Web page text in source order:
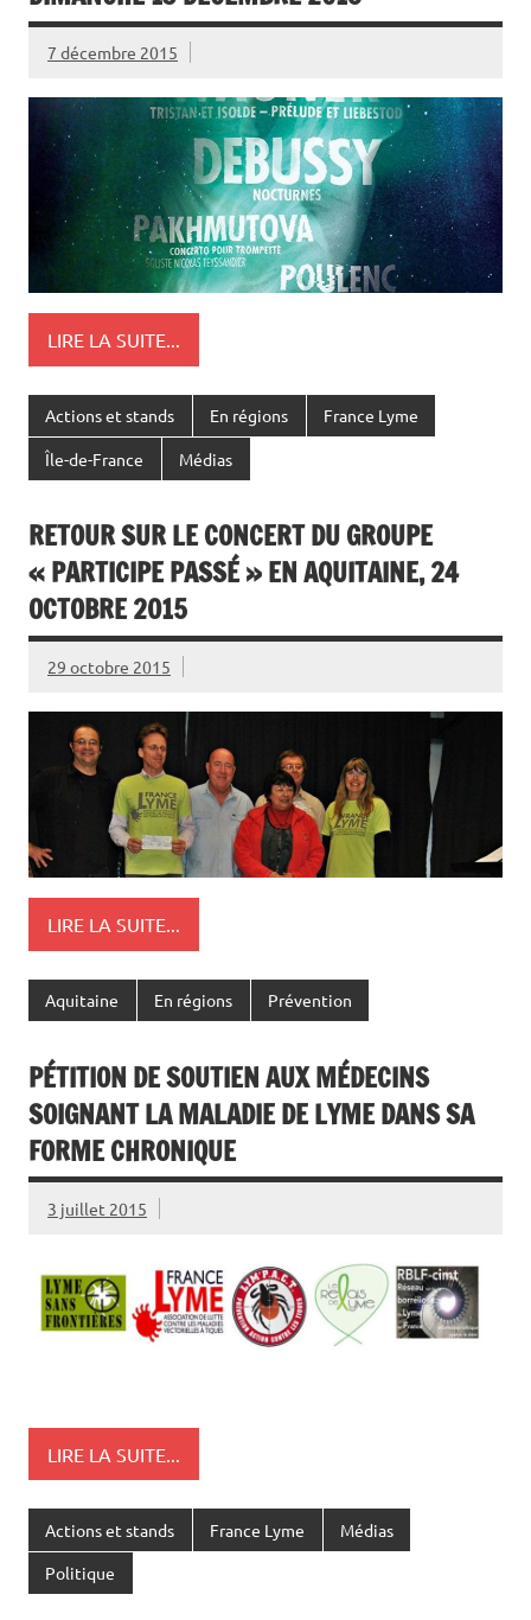
7 décembre 2015
LIRE LA SUITE...
Actions et stands En régions France Lyme
Île-de-France Médias
RETOUR SUR LE CONCERT DU GROUPE
« PARTICIPE PASSÉ » EN AQUITAINE, 24
OCTOBRE 2015
29 octobre 2015
LIRE LA SUITE...
Aquitaine En régions Prévention
PÉTITION DE SOUTIEN AUX MÉDECINS
SOIGNANT LA MALADIE DE LYME DANS SA
FORME CHRONIQUE
3 juillet 2015
LIRE LA SUITE...
Actions et stands France Lyme Médias
Politique